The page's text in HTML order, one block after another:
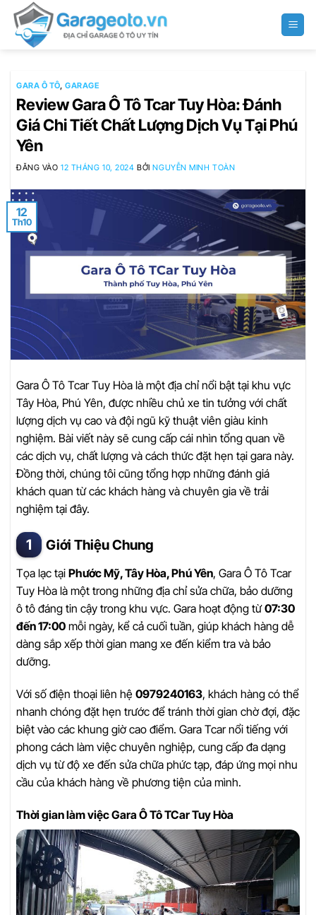
qua
GARA Ô TÔ,GARAGE
Review Gara Ô Tô Tcar Tuy Hòa: Đánh
Giá Chi Tiết Chất Lượng Dịch Vụ Tại Phú
Yên
ĐĂNG VÀO12 THÁNG 10, 2024 BỞINGUYỄN MINH TOÀN
12
Th10
Gara Ô Tô Tcar Tuy Hòa là một địa chỉ nổi bật tại khu vực
Tây Hòa, Phú Yên, được nhiều chủ xe tin tưởng với chất
lượng dịch vụ cao và đội ngũ kỹ thuật viên giàu kinh
nghiệm. Bài viết này sẽ cung cấp cái nhìn tổng quan về
các dịch vụ, chất lượng và cách thức đặt hẹn tại gara này.
Đồng thời, chúng tôi cũng tổng hợp những đánh giá
khách quan từ các khách hàng và chuyên gia về trải
nghiệm tại đây.
Giới Thiệu Chung
Tọa lạc tại Phước Mỹ, Tây Hòa, Phú Yên, Gara Ô Tô Tcar
Tuy Hòa là một trong những địa chỉ sửa chữa, bảo dưỡng
ô tô đáng tin cậy trong khu vực. Gara hoạt động từ07:30
đến 17:00 mỗi ngày, kể cả cuối tuần, giúp khách hàng dễ
dàng sắp xếp thời gian mang xe đến kiểm tra và bảo
dưỡng.
Với số điện thoại liên hệ 0979240163, khách hàng có thể
nhanh chóng đặt hẹn trước để tránh thời gian chờ đợi, đặc
biệt vào các khung giờ cao điểm. Gara Tcar nổi tiếng với
phong cách làm việc chuyên nghiệp, cung cấp đa dạng
dịch vụ từ độ xe đến sửa chữa phức tạp, đáp ứng mọi nhu
cầu của khách hàng về phương tiện của mình.
Thời gian làm việc Gara Ô Tô TCar Tuy Hòa